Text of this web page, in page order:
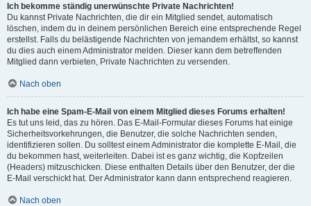
Ich bekomme ständig unerwünschte Private Nachrichten!
Du kannst Private Nachrichten, die dir ein Mitglied sendet, automatisch
löschen, indem du in deinem persönlichen Bereich eine entsprechende Regel
erstellst. Falls du belästigende Nachrichten von jemandem erhältst, so kannst
du dies auch einem Administrator melden. Dieser kann dem betreffenden
Mitglied dann verbieten, Private Nachrichten zu versenden.
Nach oben
Ich habe eine Spam-E-Mail von einem Mitglied dieses Forums erhalten!
Es tut uns leid, das zu hören. Das E-Mail-Formular dieses Forums hat einige
Sicherheitsvorkehrungen, die Benutzer, die solche Nachrichten senden,
identifizieren sollen. Du solltest einem Administrator die komplette E-Mail, die
du bekommen hast, weiterleiten. Dabei ist es ganz wichtig, die Kopfzeilen
(Headers) mitzuschicken. Diese enthalten Details über den Benutzer, der die
E-Mail verschickt hat. Der Administrator kann dann entsprechend reagieren.
Nach oben